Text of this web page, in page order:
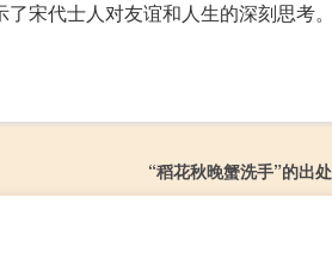
宋代士人对友谊和人生的深刻思考。
“稻花秋晚蟹洗手”的出